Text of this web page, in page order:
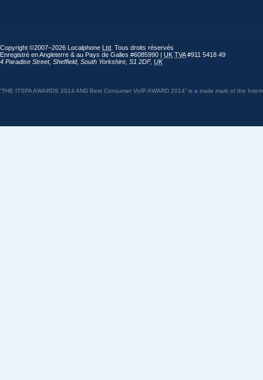
Copyright ©2007–2026 Localphone Ltd . Tous droits réservés
Enregistré en Angleterre & au Pays de Galles #6085990 | UK TVA#911 5418 49
4 Paradise Street, Sheffield, South Yorkshire S1 2DF, UK
“THE ITSPA AWARDS 2014 AND Best Consumer VoIP AWARD 2014” is a trade mark of the